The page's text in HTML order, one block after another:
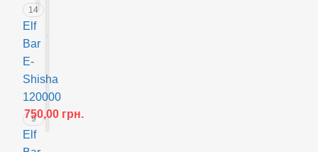
14
Elf
Bar
E-
Shisha
120000
9
Elf
I
e
i
n
g
д
н
о
750,00 грн.